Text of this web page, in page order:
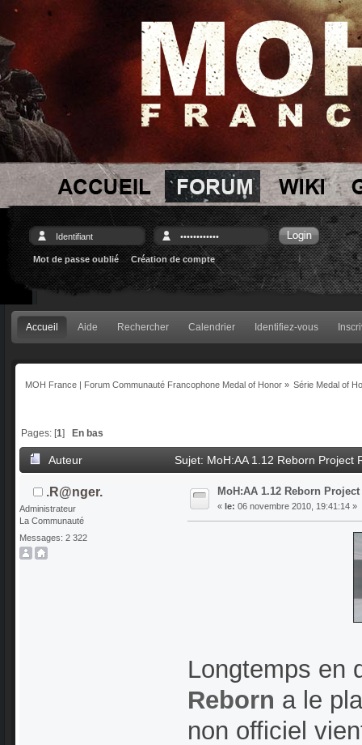
Mot de passe oublié Création de compte
Accueil Aide Rechercher Calendrier Identifiez-vous
MOH France | Forum Communauté Francophone Medal of Honor» Série Medal of
Pages: [1]En bas
Auteur Sujet: MoH:AA 1.12 Reborn Project
.R@nger.
Administrateur
La Communauté
Messages: 2 322
MoH:AA 1.12 Reborn Project
« le: 06 novembre 2010, 19:41:14 »
Longtemps en
Reborn a le
non officiel